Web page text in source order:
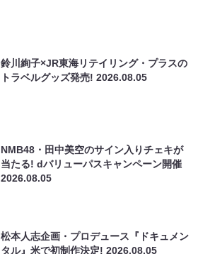
鈴川絢子×JR東海リテイリング・プラスの
トラベルグッズ発売!2026.08.05
NMB48・田中美空のサイン入りチェキが
当たる! dバリューパスキャンペーン開催
2026.08.05
松本人志企画・プロデュース『ドキュメン
タル』米で初制作決定!2026.08.05